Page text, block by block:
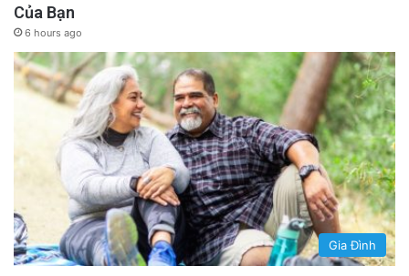
Của Bạn
6 hours ago
Gia Đình